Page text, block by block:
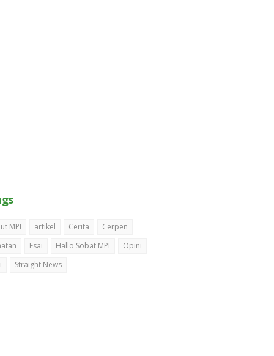
MPI artikel Cerita
Cerpen
Esai Hallo Sobat MPI
Opini
Straight News